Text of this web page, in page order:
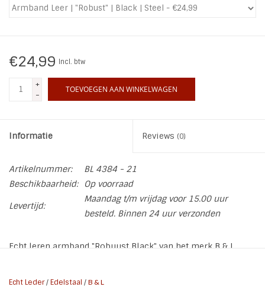
SALE
Blog
€24,99 Incl. btw
+
-
TOEVOEGEN AAN WINKELWAGEN
Informatie Reviews (0)
Artikelnummer:
BL 4384 - 21
Beschikbaarheid:
Op voorraad
Levertijd:
Maandag t/m vrijdag voor 15.00 uur
besteld. Binnen 24 uur verzonden
Echt leren armband "Robuust Black" van het merk B & L
Echt Leder/Edelstaal / B & L